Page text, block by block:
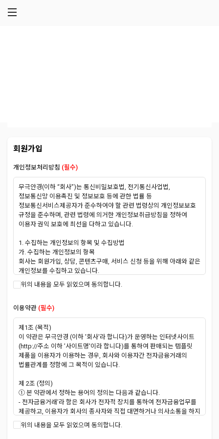
회원가입
개인정보처리방침 (필수)
무극안경(이하 “회사”)는 통신비밀보호법, 전기통신사업법,
정보통신망 이용촉진 및 정보보호 등에 관한 법률 등
정보통신서비스제공자가 준수하여야 할 관련 법령상의 개인정보보호
규정을 준수하며, 관련 법령에 의거한 개인정보취급방침을 정하여
이용자 권익 보호에 최선을 다하고 있습니다.
1. 수집하는 개인정보의 항목 및 수집방법
가. 수집하는 개인정보의 항목
회사는 회원가입, 상담, 콘텐츠구매, 서비스 신청 등을 위해 아래와 같은
개인정보를 수집하고 있습니다.
필수사항 : 아이디, 비밀번호, 비밀번호 찾기 질문과 답변, 이메일 주소,
닉네임
또한 서비스 이용과정이나 사업처리 과정에서 아래와 같은 정보들이
자동으로 생성되어 수집될 수 있습니다.
IP Address, 쿠키, 접속로그, 서비스 이용 기록, 불량 이용 기록,
결제기록
나. 개인정보 수집방법
회사는 다음과 같은 방법으로 개인정보를 수집합니다.
홈페이지 회원가입, 상담게시판, 이메일, 이벤트 응모, 배송요청
생성정보 수집 툴을 통한 수집
2. 개인정보의 수집 및 이용목적
가. 서비스 제공에 관한 계약 이행 및 서비스 제공에 따른 요금정산
콘텐츠 제공, 구매 및 요금 결제, 요금추심
나. 회원 관리
위의 내용을 모두 읽었으며 동의합니다.
이용약관 (필수)
제1조 (목적)
이 약관은 무극안경 (이하 '회사'라 합니다)가 운영하는 인터넷사이트
(http://주소 이하 ’사이트명'이라 합니다)를 통하여 판매되는 템플릿
제품을 이용자가 이용하는 경우, 회사와 이용자간 전자금융거래의
법률관계를 정함에 그 목적이 있습니다.
제 2조 (정의)
① 본 약관에서 정하는 용어의 정의는 다음과 같습니다.
- 전자금융거래’라 함은 회사가 전자적 장치를 통하여 전자금융업무를
제공하고, 이용자가 회사의 종사자와 직접 대면하거나 의사소통을 하지
아니하고 자동화된 방식으로 이를 이용하는 거래를 말합니다.
- 접근매체’라 함은 전자금융거래에 있어서 거래지시를 하거나 이용자
위의 내용을 모두 읽었으며 동의합니다.